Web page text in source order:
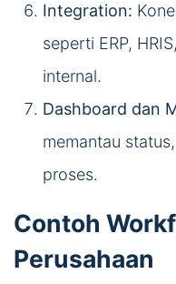
Integration:
seperti ERP,
internal.
Dashboard dan
memantau
proses.
Contoh
Perusahaan